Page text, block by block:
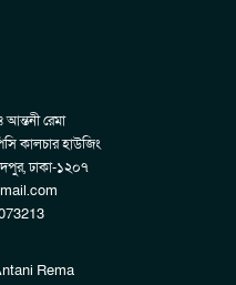
আন্তনী রেমা
কালচার হাউজিং
ঢাকা-১২০৭
Rema